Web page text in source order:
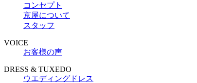
コンセプト
京屋について
スタッフ
VOICE
お客様の声
DRESS & TUXEDO
ウエディングドレス